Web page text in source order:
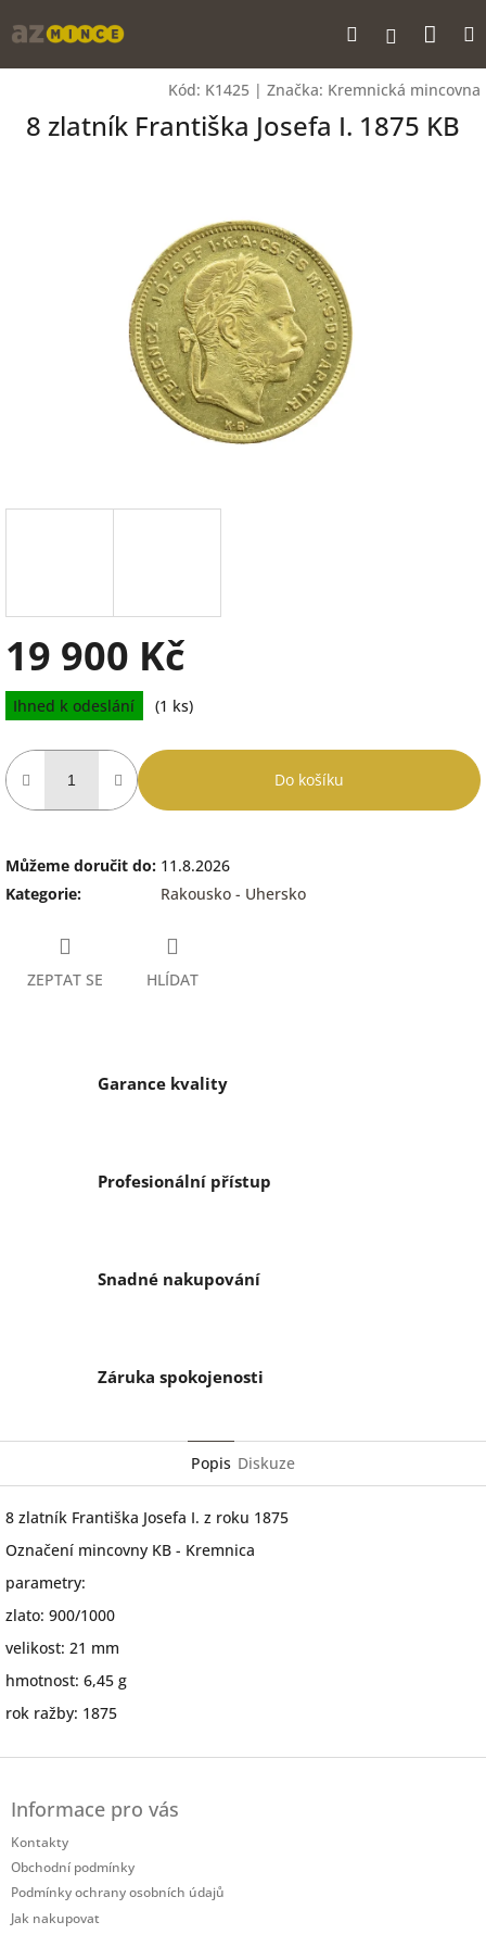
na
Hledat
Kód: K1425 | Značka: Kremnická mincovna
8 zlatník Františka Josefa I. 1875 KB
19 900 Kč
Měrná
cena:
Ihned k odeslání (1 ks)
Do košíku
Můžeme doručit do: 11.8.2026
Kategorie: Rakousko - Uhersko
ZEPTAT SE HLÍDAT
Garance kvality
Profesionální přístup
Snadné nakupování
Záruka spokojenosti
Popis Diskuze
8 zlatník Františka Josefa I. z roku 1875
Označení mincovny KB - Kremnica
parametry:
zlato: 900/1000
velikost: 21 mm
hmotnost: 6,45 g
rok ražby: 1875
Z
Informace pro vás
Kontakty
Obchodní podmínky
Podmínky ochrany osobních údajů
Jak nakupovat